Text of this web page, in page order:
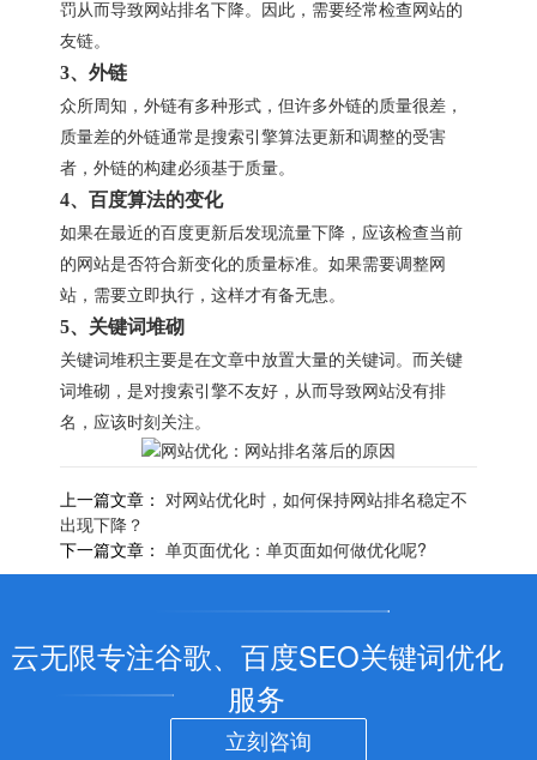
罚从而导致网站排名下降。因此，需要经常检查网站的
友链。
3、外链
众所周知，外链有多种形式，但许多外链的质量很差，
质量差的外链通常是搜索引擎算法更新和调整的受害
者，外链的构建必须基于质量。
4、百度算法的变化
如果在最近的百度更新后发现流量下降，应该检查当前
的网站是否符合新变化的质量标准。如果需要调整网
站，需要立即执行，这样才有备无患。
5、关键词堆砌
关键词堆积主要是在文章中放置大量的关键词。而关键
词堆砌，是对搜索引擎不友好，从而导致网站没有排
名，应该时刻关注。
上一篇文章： 对网站优化时，如何保持网站排名稳定不
出现下降？
下一篇文章： 单页面优化：单页面如何做优化呢?
云无限专注谷歌、百度SEO关键词优化
服务
立刻咨询